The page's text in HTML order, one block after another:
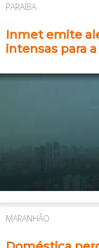
PARAÍBA
Inmet emite
intensas para a
MARANHÃO